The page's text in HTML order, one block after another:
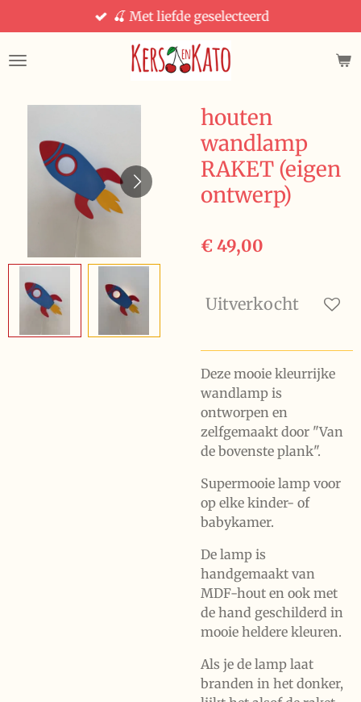
direct
naar
🍒 Met liefde geselecteerd
houten
wandlamp
RAKET (eigen
ontwerp)
€ 49,00
Uitverkocht
Deze mooie kleurrijke
wandlamp is
ontworpen en
zelfgemaakt door "Van
de bovenste plank".
Supermooie lamp voor
op elke kinder- of
babykamer.
De lamp is
handgemaakt van
MDF-hout en ook met
de hand geschilderd in
mooie heldere kleuren.
Als je de lamp laat
branden in het donker,